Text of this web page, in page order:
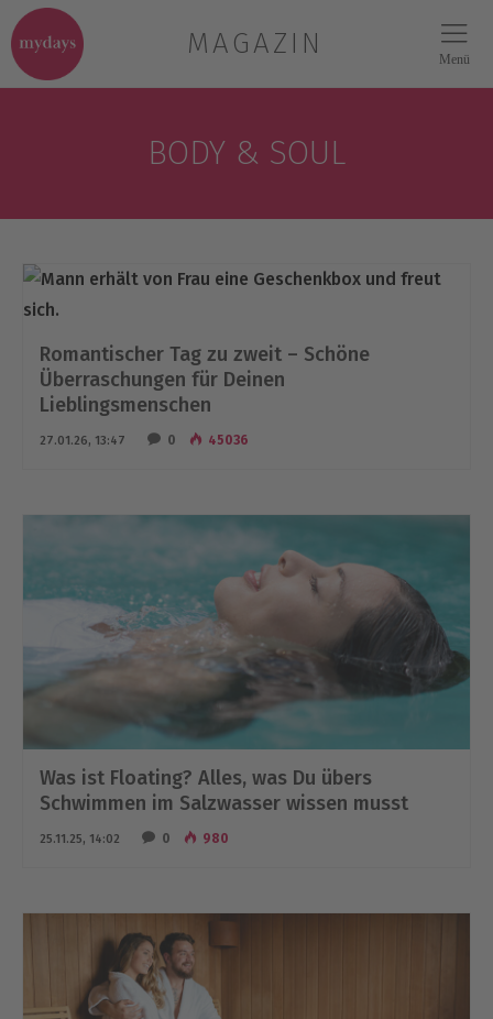
MAGAZIN Menü
BODY & SOUL
Romantischer Tag zu zweit – Schöne
Überraschungen für Deinen
Lieblingsmenschen
27.01.26, 13:47 0 45036
Was ist Floating? Alles, was Du übers
Schwimmen im Salzwasser wissen musst
25.11.25, 14:02 0 980